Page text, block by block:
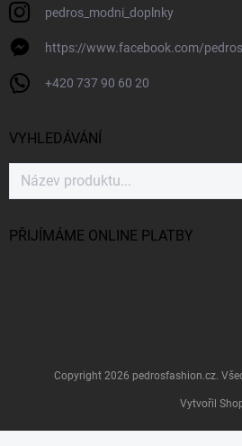
pedros_modni_doplnky
https://www.facebook.com/
+420 737 90 60 20
VYHLEDÁVÁNÍ
PŘIJÍMÁME ONLINE PLATBY
Vytvořil
Copyright 2026 pedrosfashion.cz.